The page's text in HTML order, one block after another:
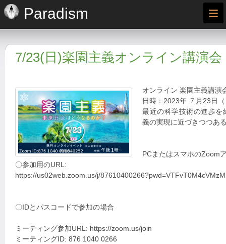
Paradism ≡
7/23(日)楽園主義オンライン講演会
オンライン 楽園主義講演
日時：2023年 ７月23日
最近の科学技術の進歩を
義の実現に近づきつつあ
PCまたはスマホのZoom
〇参加用のURL:
https://us02web.zoom.us/j/
〇IDとパスコードで参加の場合
ミーティング参加URL: https://zoom.us/join
ミーティングID: 876 1040 0266